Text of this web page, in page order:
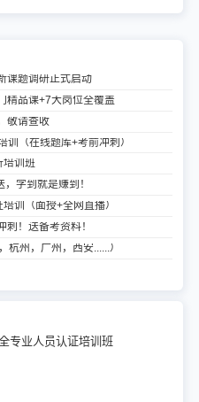
课题调研正式启动
精品课+7大岗位全覆盖
敬请查收
训（在线题库+考前冲刺）
培训班
学到就是赚到！
训（面授+全网直播）
刺！送备考资料！
杭州，广州，西安......）
专业人员认证培训班